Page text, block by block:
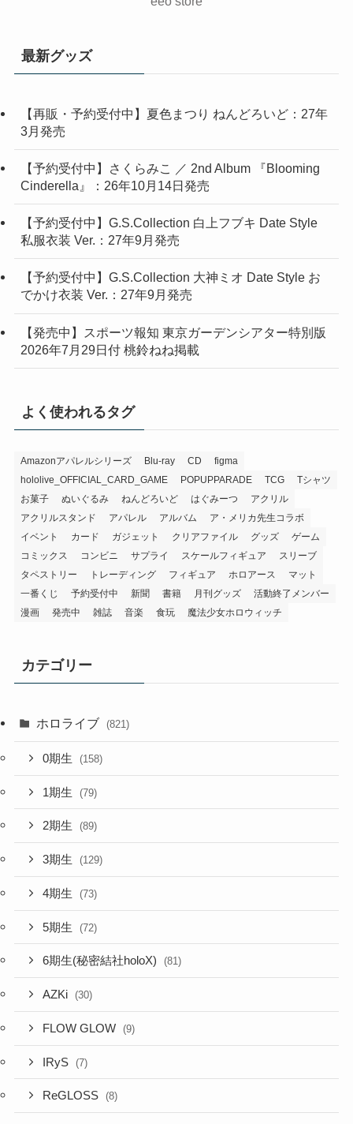
最新グッズ
【再販・予約受付中】夏色まつり ねんどろいど：27年
3月発売
【予約受付中】さくらみこ ／ 2nd Album 『Blooming
Cinderella』：26年10月14日発売
【予約受付中】G.S.Collection 白上フブキ Date Style
私服衣装 Ver.：27年9月発売
【予約受付中】G.S.Collection 大神ミオ Date Style お
でかけ衣装 Ver.：27年9月発売
【発売中】スポーツ報知 東京ガーデンシアター特別版
2026年7月29日付 桃鈴ねね掲載
よく使われるタグ
Amazonアパレルシリーズ Blu-ray CD
figma
hololive_OFFICIAL_CARD_GAME
POPUPPARADE TCG
Tシャツ
お菓子
ぬいぐるみ ねんどろいど はぐみーつ
アクリル
アクリルスタンド
アパレル アルバム
ア・メリカ先生コラボ
イベント
カード ガジェット クリアファイル グッズ
ゲーム
コミックス
コンビニ サプライ スケールフィギュア
スリーブ
タペストリー
トレーディング フィギュア ホロアース
マット
一番くじ
予約受付中 新聞 書籍 月刊グッズ
活動終了メンバー
漫画
発売中 雑誌 音楽 食玩 魔法少女ホロウィッチ
カテゴリー
ホロライブ (821)
0期生 (158)
1期生 (79)
2期生 (89)
3期生 (129)
4期生 (73)
5期生 (72)
6期生(秘密結社holoX) (81)
AZKi (30)
FLOW GLOW (9)
IRyS (7)
ReGLOSS (8)